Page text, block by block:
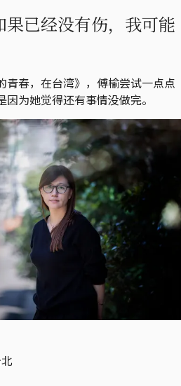
已经没有伤，我可能
青春，在台湾》，傅榆尝试一点点
为她觉得还有事情没做完。